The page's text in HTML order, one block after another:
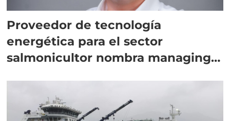
Proveedor de tecnología
energética para el sector
salmonicultor nombra managing